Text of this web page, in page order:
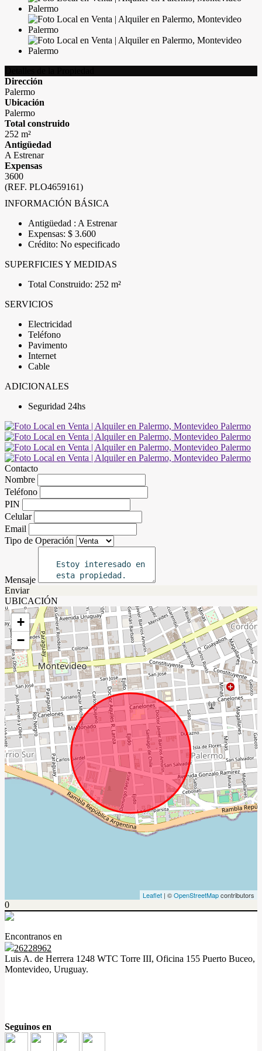
Dirección
Palermo
Ubicación
Palermo
Total construido
252 m²
Antigüedad
A Estrenar
Expensas
3600
(REF. PLO4659161)
INFORMACIÓN BÁSICA
Antigüedad : A Estrenar
Expensas: $ 3.600
Crédito: No especificado
SUPERFICIES Y MEDIDAS
Total Construido: 252 m²
SERVICIOS
Electricidad
Teléfono
Pavimento
Internet
Cable
ADICIONALES
Seguridad 24hs
Contacto
Nombre
Teléfono
PIN
Celular
Email
Tipo de Operación
Mensaje
Enviar
UBICACIÓN
+
−
Leaflet | ©OpenStreetMapcontributors
0
Encontranos en
26228962
Luis A. de Herrera 1248 WTC Torre III, Oficina 155 Puerto Buceo,
Montevideo, Uruguay.
Seguinos en